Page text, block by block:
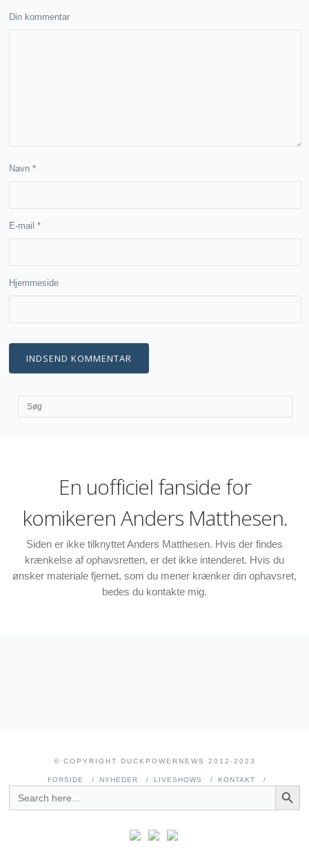
Din kommentar
Navn*
E-mail*
Hjemmeside
En uofficiel fanside for
komikeren Anders Matthesen.
Siden er ikke tilknyttet Anders Matthesen. Hvis der findes
krænkelse af ophavsretten, er det ikke intenderet. Hvis du
ønsker materiale fjernet, som du mener krænker din ophavsret,
bedes du kontakte mig.
© COPYRIGHT DUCKPOWERNEWS 2012-2023
FORSIDE NYHEDER LIVESHOWS
KONTAKT
SEARCH
FOR:
SEARCH